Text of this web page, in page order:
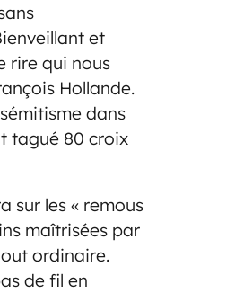
et
rire qui nous
Hollande.
dans
tagué 80 croix
sur les « remous
maîtrisées par
ordinaire.
de fil en